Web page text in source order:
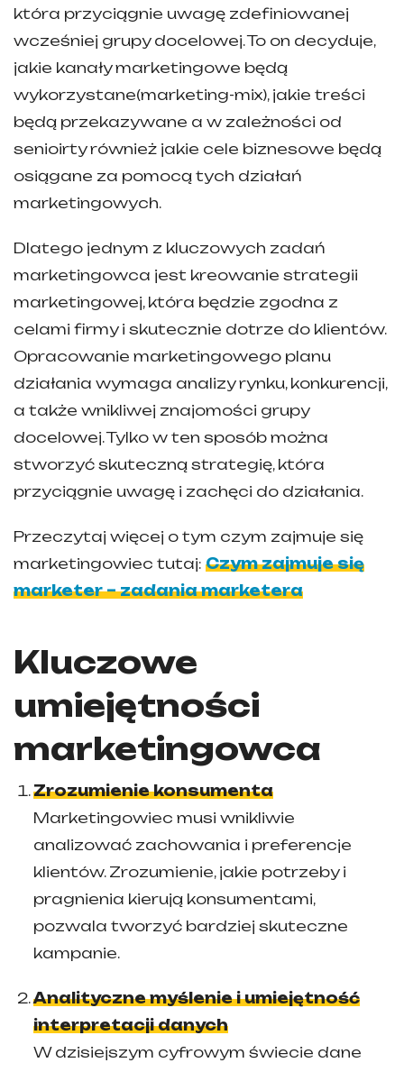
która przyciągnie uwagę zdefiniowanej
wcześniej grupy docelowej. To on decyduje,
jakie kanały marketingowe będą
wykorzystane(marketing-mix), jakie treści
będą przekazywane a w zależności od
senioirty również jakie cele biznesowe będą
osiągane za pomocą tych działań
marketingowych.
Dlatego jednym z kluczowych zadań
marketingowca jest kreowanie strategii
marketingowej, która będzie zgodna z
celami firmy i skutecznie dotrze do klientów.
Opracowanie marketingowego planu
działania wymaga analizy rynku, konkurencji,
a także wnikliwej znajomości grupy
docelowej. Tylko w ten sposób można
stworzyć skuteczną strategię, która
przyciągnie uwagę i zachęci do działania.
Przeczytaj więcej o tym czym zajmuje się
marketingowiec tutaj: Czym zajmuje się
marketer – zadania marketera
Kluczowe
umiejętności
marketingowca
Zrozumienie konsumenta
Marketingowiec musi wnikliwie
analizować zachowania i preferencje
klientów. Zrozumienie, jakie potrzeby i
pragnienia kierują konsumentami,
pozwala tworzyć bardziej skuteczne
kampanie.
Analityczne myślenie i umiejętność
interpretacji danych
W dzisiejszym cyfrowym świecie dane